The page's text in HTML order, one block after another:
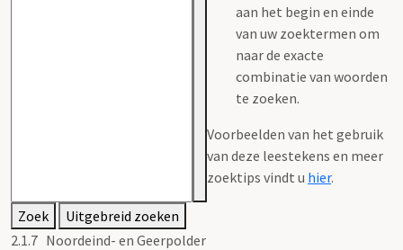
aan het begin en einde
van uw zoektermen om
naar de exacte
combinatie van woorden
te zoeken.
Voorbeelden van het gebruik
van deze leestekens en meer
zoektips vindt u hier.
Zoek
Uitgebreid zoeken
2.1.7 Noordeind- en Geerpolder